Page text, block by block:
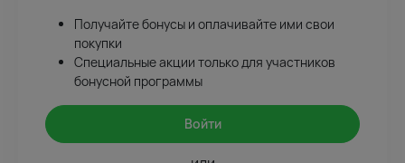
Получайте бонусы и оплачивайте ими свои
покупки
Специальные акции только для участников
бонусной программы
Войти